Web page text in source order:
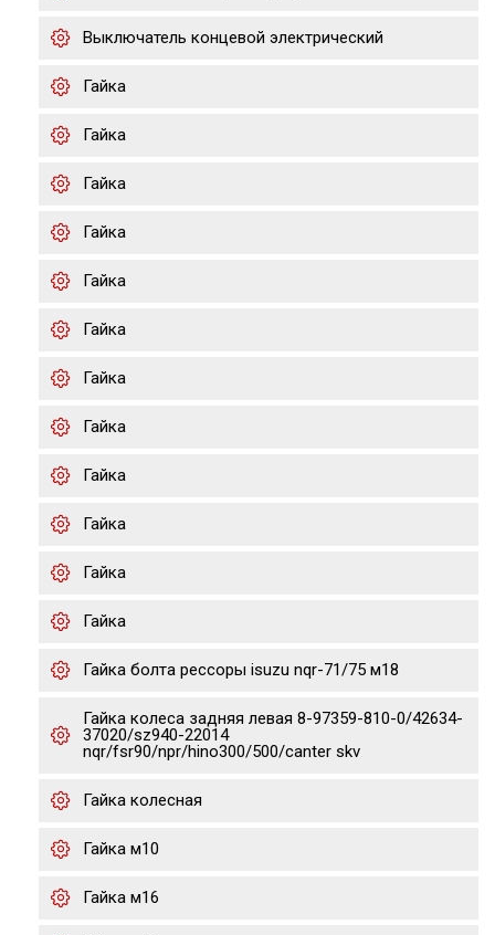
Выключатель концевой электрический
Гайка
Гайка
Гайка
Гайка
Гайка
Гайка
Гайка
Гайка
Гайка
Гайка
Гайка
Гайка
Гайка болта рессоры isuzu nqr-71/75 м18
Гайка колеса задняя левая 8-97359-810-0/42634-
37020/sz940-22014
nqr/fsr90/npr/hino300/500/canter skv
Гайка колесная
Гайка м10
Гайка м16